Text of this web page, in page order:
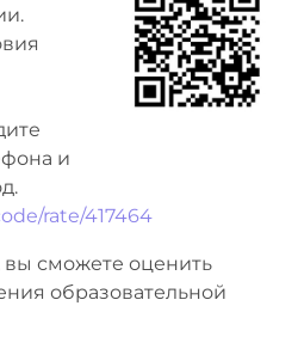
и
rate/417464
сможете оценить
образовательной